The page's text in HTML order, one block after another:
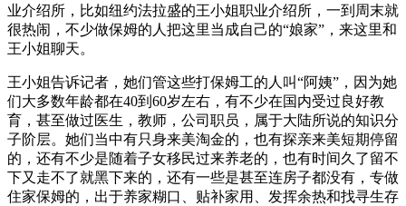
业介绍所，比如纽约法拉盛的王小姐职业介绍所，一到周末就
很热闹，不少做保姆的人把这里当成自己的“娘家”，来这里和
王小姐聊天。
王小姐告诉记者，她们管这些打保姆工的人叫“阿姨”，因为她
们大多数年龄都在40到60岁左右，有不少在国内受过良好教
育，甚至做过医生，教师，公司职员，属于大陆所说的知识分
子阶层。她们当中有只身来美淘金的，也有探亲来美短期停留
的，还有不少是随着子女移民过来养老的，也有时间久了留不
下又走不了就黑下来的，还有一些是甚至连房子都没有，专做
住家保姆的，出于养家糊口、贴补家用、发挥余热和找寻生存